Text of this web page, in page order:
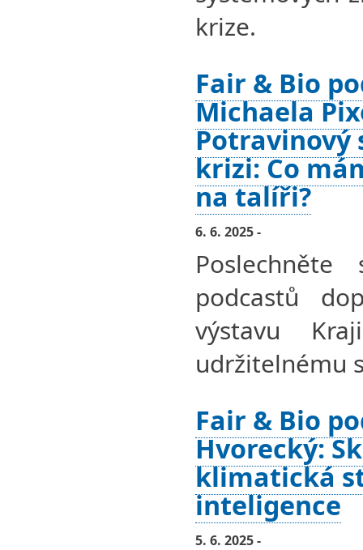
krize.
Fair & Bio
Michaela
Potravinový
krizi: Co
na talíři?
6. 6. 2025 -
podcastů
výstavu
udržitelnému
Fair & Bio
Hvorecký:
klimatická
inteligence
5. 6. 2025 -